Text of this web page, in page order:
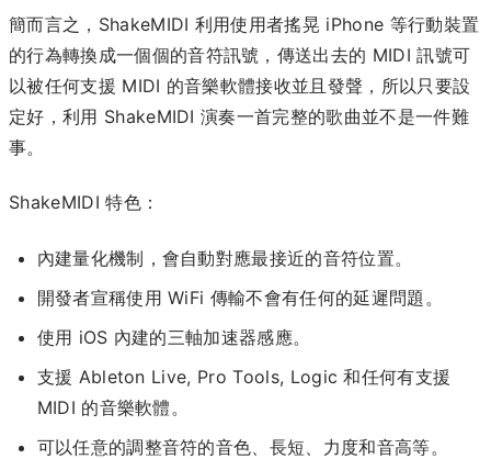
簡而言之，ShakeMIDI 利用使用者搖晃 iPhone 等行動裝置
的行為轉換成一個個的音符訊號，傳送出去的 MIDI 訊號可
以被任何支援 MIDI 的音樂軟體接收並且發聲，所以只要設
定好，利用 ShakeMIDI 演奏一首完整的歌曲並不是一件難
事。
ShakeMIDI 特色：
內建量化機制，會自動對應最接近的音符位置。
開發者宣稱使用 WiFi 傳輸不會有任何的延遲問題。
使用 iOS 內建的三軸加速器感應。
支援 Ableton Live, Pro Tools, Logic 和任何有支援
MIDI 的音樂軟體。
可以任意的調整音符的音色、長短、力度和音高等。